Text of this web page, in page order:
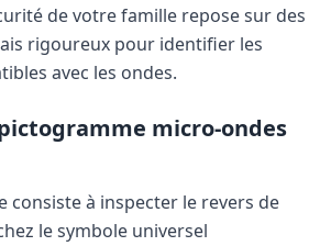
de votre famille repose sur des
rigoureux pour identifier les
avec les ondes.
micro-ondes
consiste à inspecter le revers de
le symbole universel